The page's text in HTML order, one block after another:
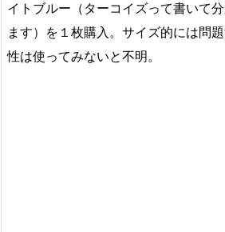
イトブルー（ターコイズって書いて
ます）を１枚購入。サイズ的には問
性は使ってみないと不明。